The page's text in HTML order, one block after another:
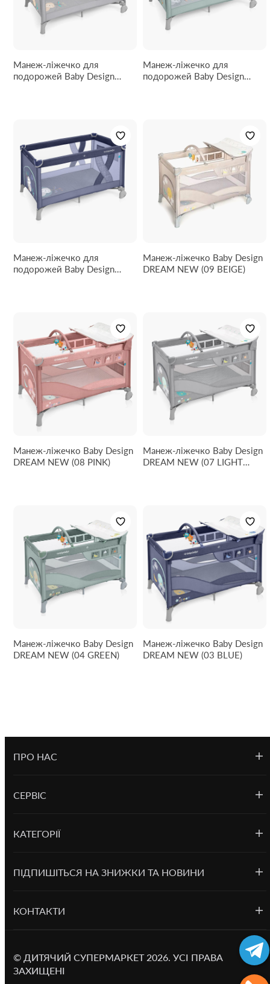
Манеж-ліжечко для
подорожей Baby Design
Манеж-ліжечко для
подорожей Baby Design
Манеж-ліжечко для
подорожей Baby Design
Манеж-ліжечко Baby Design
DREAM NEW (09 BEIGE)
Манеж-ліжечко Baby Design
DREAM NEW (08 PINK)
Манеж-ліжечко Baby Design
DREAM NEW (07 LIGHT
Манеж-ліжечко Baby Design
DREAM NEW (04 GREEN)
Манеж-ліжечко Baby Design
DREAM NEW (03 BLUE)
ПРО НАС
СЕРВІС
КАТЕГОРІЇ
ПІДПИШІТЬСЯ НА ЗНИЖКИ ТА НОВИНИ
КОНТАКТИ
© ДИТЯЧИЙ СУПЕРМАРКЕТ2026. УСІ ПРАВА
ЗАХИЩЕНІ